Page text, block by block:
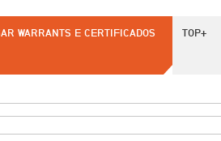
WARRANTS E CERTIFICADOS TOP+